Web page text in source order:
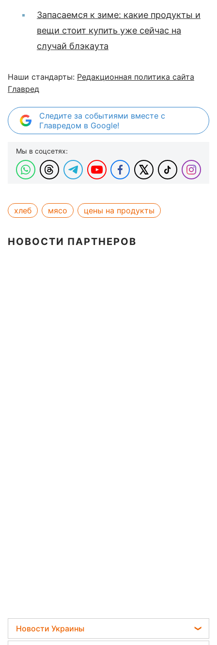
Запасаемся к зиме: какие продукты и
вещи стоит купить уже сейчас на
случай блэкаута
Наши стандарты: Редакционная политика сайта
Главред
Следите за событиями вместе с
Главредом в Google!
Мы в соцсетях:
хлеб мясо цены на продукты
НОВОСТИ ПАРТНЕРОВ
Новости Украины